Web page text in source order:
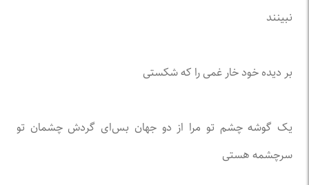
نبینند
بر دیده خود خار غمی را که شکستی
یک گوشه چشم تو مرا از دو جهان بس‌ای گردش چشمان تو
سرچشمه هستی